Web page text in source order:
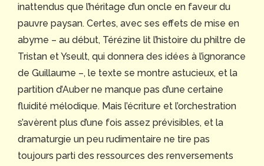
inattendus que l’héritage d’un oncle en faveur du
pauvre paysan. Certes, avec ses effets de mise en
abyme – au début, Térézine lit l’histoire du philtre de
Tristan et Yseult, qui donnera des idées à l’ignorance
de Guillaume –, le texte se montre astucieux, et la
partition d’Auber ne manque pas d’une certaine
fluidité mélodique. Mais l’écriture et l’orchestration
s’avèrent plus d’une fois assez prévisibles, et la
dramaturgie un peu rudimentaire ne tire pas
toujours parti des ressources des renversements